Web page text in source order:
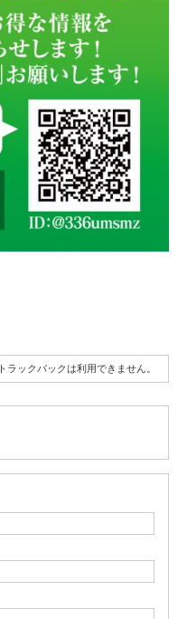
トラックバックは利用できません。